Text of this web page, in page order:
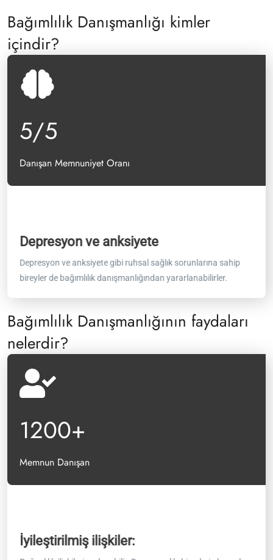
Bağımlılık Danışmanlığı kimler
içindir?
5/5
Danışan Memnuniyet Oranı
Genel bağımlılıklar
Alkol, uyuşturucu maddeler (örn. opioidler, uyarıcılar ve
depresanlar), nikotin, kumar, yiyecek, seks gibi…
Bağımlılık Danışmanlığının faydaları
nelerdir?
1200+
Memnun Danışan
Artan yaşam kalitesi